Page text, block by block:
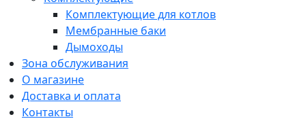
Комплектующие для котлов
Мембранные баки
Дымоходы
Зона обслуживания
О магазине
Доставка и оплата
Контакты